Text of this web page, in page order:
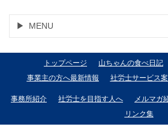
MENU
トップページ 山ちゃんの食べ日記
事業主の方へ最新情報
社労士サービス
事務所紹介 社労士を目指す人へ メルマガ
リンク集